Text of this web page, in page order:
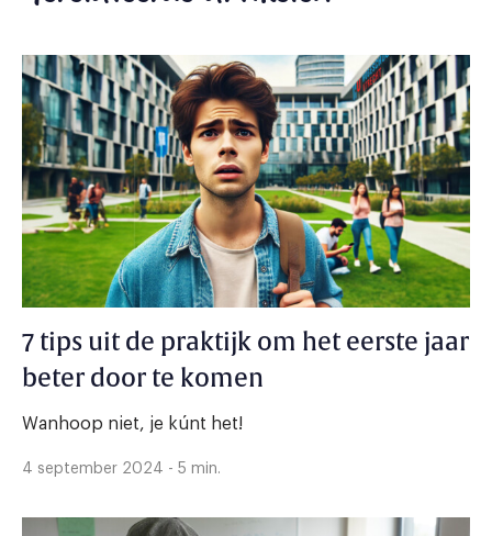
7 tips uit de praktijk om het eerste jaar
beter door te komen
Wanhoop niet, je kúnt het!
4 september 2024 - 5 min.